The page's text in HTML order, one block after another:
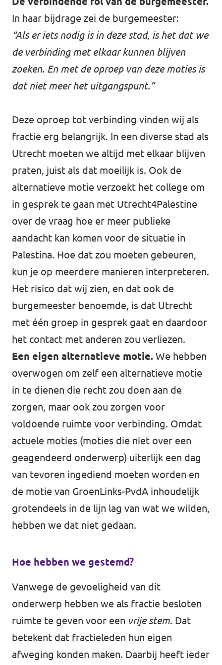
In haar bijdrage zei de burgemeester:
“Als er iets nodig is in deze stad, is het dat we
de verbinding met elkaar kunnen blijven
zoeken. En met de oproep van deze moties is
dat niet meer het uitgangspunt.”
Deze oproep tot verbinding vinden wij als
fractie erg belangrijk. In een diverse stad als
Utrecht moeten we altijd met elkaar blijven
praten, juist als dat moeilijk is. Ook de
alternatieve motie verzoekt het college om
in gesprek te gaan met Utrecht4Palestine
over de vraag hoe er meer publieke
aandacht kan komen voor de situatie in
Palestina. Hoe dat zou moeten gebeuren,
kun je op meerdere manieren interpreteren.
Het risico dat wij zien, en dat ook de
burgemeester benoemde, is dat Utrecht
met één groep in gesprek gaat en daardoor
het contact met anderen zou verliezen.
Een eigen alternatieve motie. We hebben
overwogen om zelf een alternatieve motie
in te dienen die recht zou doen aan de
zorgen, maar ook zou zorgen voor
voldoende ruimte voor verbinding. Omdat
actuele moties (moties die niet over een
geagendeerd onderwerp) uiterlijk een dag
van tevoren ingediend moeten worden en
de motie van GroenLinks-PvdA inhoudelijk
grotendeels in de lijn lag van wat we wilden,
hebben we dat niet gedaan.
Hoe hebben we gestemd?
Vanwege de gevoeligheid van dit
onderwerp hebben we als fractie besloten
ruimte te geven voor een vrije stem. Dat
betekent dat fractieleden hun eigen
afweging konden maken. Daarbij heeft ieder